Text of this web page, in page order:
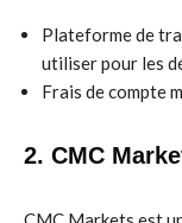
Plateforme de
utiliser pour les
Frais de compte
2. CMC